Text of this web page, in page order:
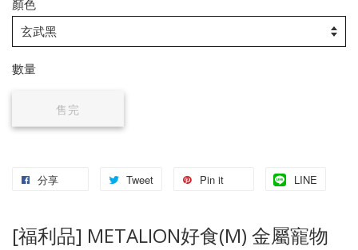
顏色
數量
售完
分享 Tweet Pin it LINE
[福利品] METALION好食(M) 金屬寵物